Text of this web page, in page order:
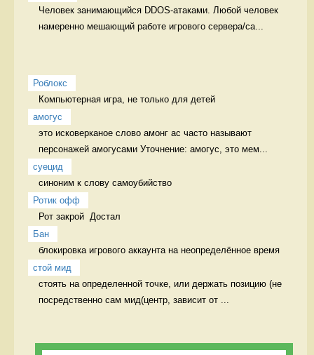
Человек занимающийся DDOS-атаками. Любой человек
намеренно мешающий работе игрового сервера/са...
Роблокс
Компьютерная игра, не только для детей
амогус
это исковерканое слово амонг ас часто называют
персонажей амогусами Уточнение: амогус, это мем...
суецид
синоним к слову самоубийство
Ротик офф
Рот закрой  Достал
Бан
блокировка игрового аккаунта на неопределённое время
стой мид
стоять на определенной точке, или держать позицию (не
посредственно сам мид(центр, зависит от ...